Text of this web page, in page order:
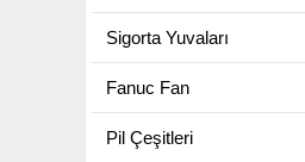
Sigorta Yuvaları
Fanuc Fan
Pil Çeşitleri